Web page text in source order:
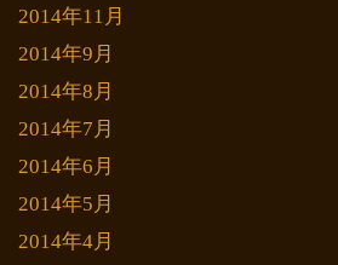
2014年11月
2014年9月
2014年8月
2014年7月
2014年6月
2014年5月
2014年4月